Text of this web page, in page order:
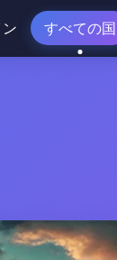
すべての国